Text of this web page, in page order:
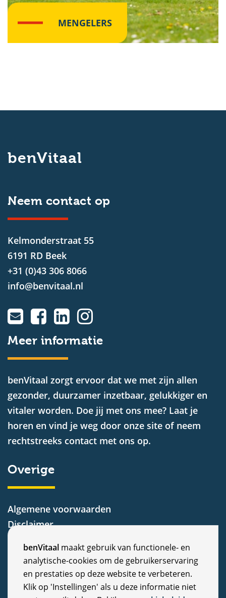
C
o
o
benVitaal maakt gebruik van functionele- en
analytische-cookies om de gebruikerservaring
en prestaties op deze website te verbeteren.
Klik op 'Instellingen' als u deze informatie niet
MENGELERS
benVitaal
Neem contact op
Kelmonderstraat 55
6191 RD Beek
+31 (0)43 306 8066
info@benvitaal.nl
Meer informatie
benVitaal zorgt ervoor dat we met zijn allen
gezonder, duurzamer inzetbaar, gelukkiger en
vitaler worden. Doe jij met ons mee? Laat je
horen en vind je weg door onze site of neem
rechtstreeks contact met ons op.
Overige
Algemene voorwaarden
Disclaimer
Cookiebeleid
Nieuws
Vacatures